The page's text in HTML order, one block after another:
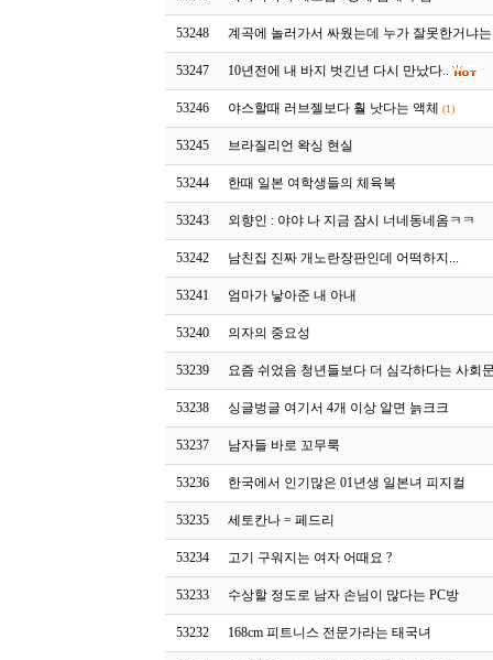
53248 계곡에 놀러가서 싸웠는데 누가 잘못한거냐
53247 10년전에 내 바지 벗긴년 다시 만났다..
53246 야스할때 러브젤보다 훨 낫다는 액체 (1)
53245 브라질리언 왁싱 현실
53244 한때 일본 여학생들의 체육복
53243 외향인 : 야야 나 지금 잠시 너네동네옴ㅋㅋ
53242 남친집 진짜 개노란장판인데 어떡하지...
53241 엄마가 낳아준 내 아내
53240 의자의 중요성
53239 요즘 쉬었음 청년들보다 더 심각하다는 사회
53238 싱글벙글 여기서 4개 이상 알면 늙크크
53237 남자들 바로 꼬무룩
53236 한국에서 인기많은 01년생 일본녀 피지컬
53235 세토칸나 = 페드리
53234 고기 구워지는 여자 어때요 ?
53233 수상할 정도로 남자 손님이 많다는 PC방
53232 168cm 피트니스 전문가라는 태국녀